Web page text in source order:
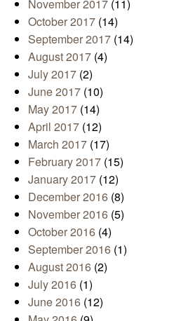
November 2017 (11)
October 2017 (14)
September 2017 (14)
August 2017 (4)
July 2017 (2)
June 2017 (10)
May 2017 (14)
April 2017 (12)
March 2017 (17)
February 2017 (15)
January 2017 (12)
December 2016 (8)
November 2016 (5)
October 2016 (4)
September 2016 (1)
August 2016 (2)
July 2016 (1)
June 2016 (12)